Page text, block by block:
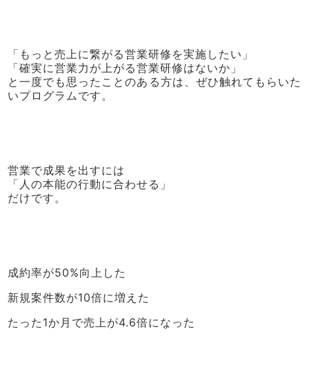
「もっと売上に繋がる営業研修を実施したい」
「確実に営業力が上がる営業研修はないか」
と一度でも思ったことのある方は、ぜひ触れてもらいた
いプログラムです。
営業で成果を出すには
「人の本能の行動に合わせる」
だけです。
成約率が50%向上した
新規案件数が10倍に増えた
たった1か月で売上が4.6倍になった